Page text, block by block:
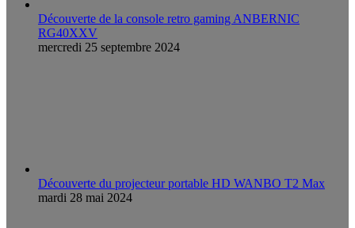
Découverte de la console retro gaming ANBERNIC
RG40XXV
mercredi 25 septembre 2024
Découverte du projecteur portable HD WANBO T2 Max
mardi 28 mai 2024